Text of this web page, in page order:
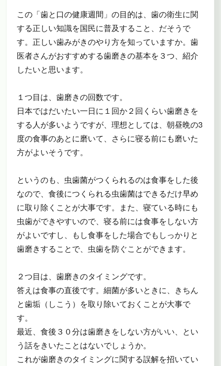
この「歯と口の健康週間」の目的は、歯の衛生に関
する正しい知識を国民に普及すること、だそうで
す。正しい歯みがきのやり方を知っていますか。歯
医者さんがおすすめする歯磨きの基本を３つ、紹介
したいと思います。
１つ目は、歯磨きの回数です。
日本ではだいたい一日に１回か２回くらい歯磨きを
する人が多いようですが、理想としては、朝昼晩の3
度の食事のあとに磨いて、さらに寝る前にも磨いた
方がよいそうです。
というのも、虫歯菌がつくられるのは食事をした後
なので、食後につくられる虫歯菌はできるだけ早め
に取り除くことが大事です。また、寝ている時にも
虫歯ができやすいので、寝る前には食事をしない方
がよいですし、もし食事をした場合でもしっかりと
歯磨きすることで、虫歯を防ぐことができます。
２つ目は、歯磨きのタイミングです。
答えは食事の直後です。細菌が多いときに、きちん
と歯垢（しこう）を取り除いておくことが大事で
す。
最近、食後３０分は歯磨きをしない方がいい、とい
う話をきいたことはないでしょうか。
これが歯磨きのタイミングに関する誤解を招いてい